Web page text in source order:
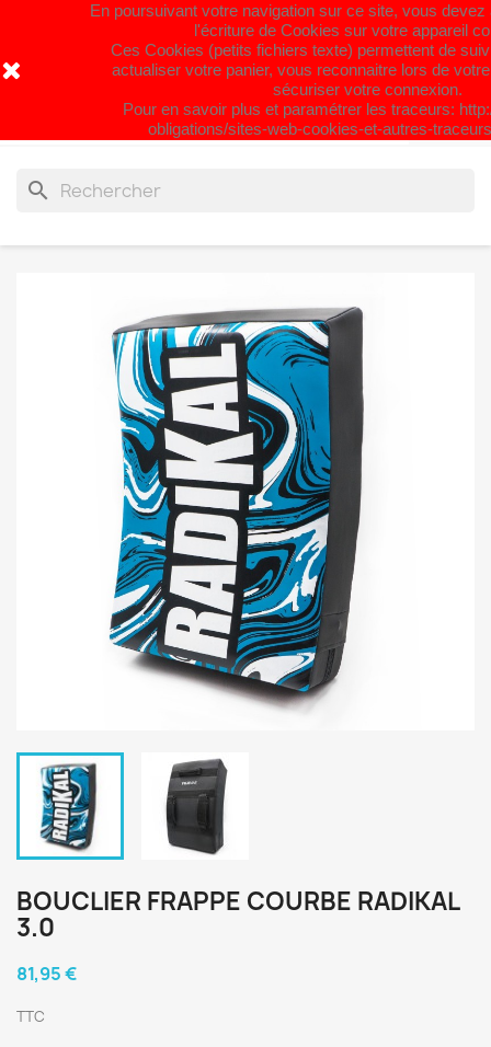
En poursuivant votre navigation sur ce site, vous devez
l'écriture de Cookies sur votre appareil
Ces Cookies (petits fichiers texte) permettent de
actualiser votre panier, vous reconnaitre lors de
sécuriser votre connexion.
Pour en savoir plus et paramétrer les traceurs:
obligations/sites-web-cookies-et-autres-
Fermeture estivale du 31 juillet au 26
août. Bel été à Tous !
shopping_cart(0)

search
BOUCLIER FRAPPE COURBE RADIKAL
3.0
81,95 €
TTC